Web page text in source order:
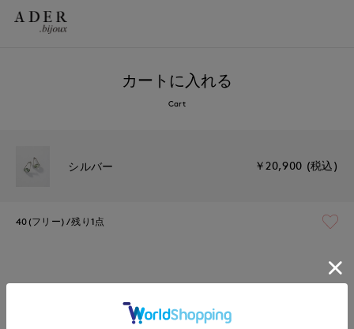
カートに入れる
Cart
シルバー ￥20,900 (税込)
40(フリー) 残り1点